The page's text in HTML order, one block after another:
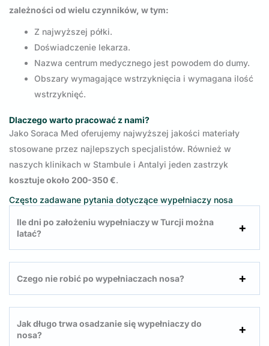
zależności od wielu czynników, w tym:
Z najwyższej półki.
Doświadczenie lekarza.
Nazwa centrum medycznego jest powodem do dumy.
Obszary wymagające wstrzyknięcia i wymagana ilość
wstrzyknięć.
Dlaczego warto pracować z nami?
Jako Soraca Med oferujemy najwyższej jakości materiały
stosowane przez najlepszych specjalistów. Również w
naszych klinikach w Stambule i Antalyi jeden zastrzyk
kosztuje około 200-350 €.
Często zadawane pytania dotyczące wypełniaczy nosa
Ile dni po założeniu wypełniaczy w Turcji można
latać?
Czego nie robić po wypełniaczach nosa?
Jak długo trwa osadzanie się wypełniaczy do
nosa?